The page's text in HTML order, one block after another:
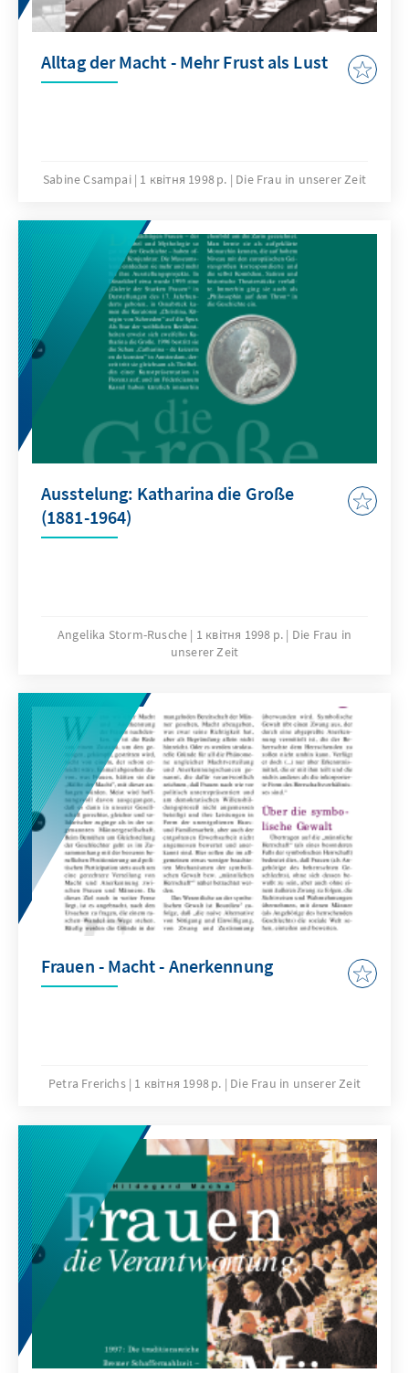
Alltag der Macht - Mehr Frust als Lust
Sabine Csampai 1 квітня 1998 р. Die Frau in unserer Zeit
Ausstelung: Katharina die Große
(1881-1964)
Angelika Storm-Rusche 1 квітня 1998 р.
Die Frau in
unserer Zeit
Frauen - Macht - Anerkennung
Petra Frerichs 1 квітня 1998 р. Die Frau in unserer Zeit